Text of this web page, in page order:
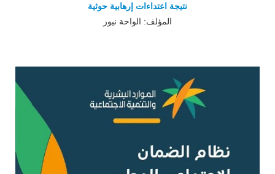
نتيجة اعتداءات إرهابية حوثية
المؤلف: الواحة نيوز